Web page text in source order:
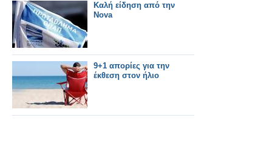
Καλή είδηση από την
Nova
9+1 απορίες για την
έκθεση στον ήλιο